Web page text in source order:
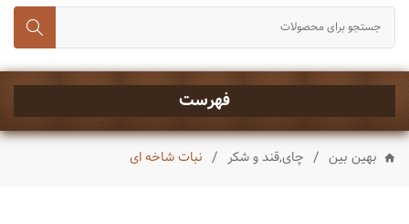
فهرست
بهین بین / چای,قند و شکر / نبات شاخه ای
رب، تن ماهی و کنسروجات
چای,قند و شکر
خشکبار
ماکارونی و رشته
انواع روغن